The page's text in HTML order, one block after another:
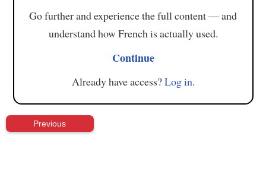
Go further and experience the full content — and
understand how French is actually used.
Continue
Already have access?Log in.
Previous